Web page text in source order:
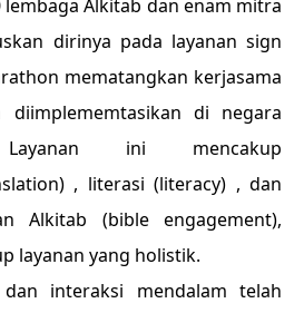
Alkitab dan enam mitra
dirinya pada layanan sign
mematangkan kerjasama
di negara
Layanan ini mencakup
, literasi (literacy) , dan
Alkitab (bible engagement),
layanan yang holistik.
interaksi mendalam telah